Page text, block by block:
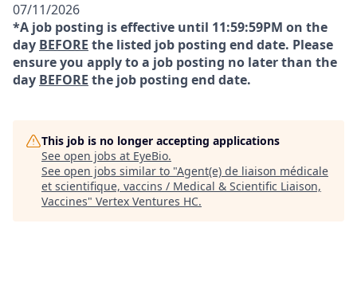
07/11/2026
*A job posting is effective until 11:59:59PM on the
day BEFORE the listed job posting end date. Please
ensure you apply to a job posting no later than the
day BEFORE the job posting end date.
This job is no longer accepting applications
See open jobs at EyeBio.
See open jobs similar to "Agent(e) de liaison médicale
et scientifique, vaccins / Medical & Scientific Liaison,
Vaccines" Vertex Ventures HC.